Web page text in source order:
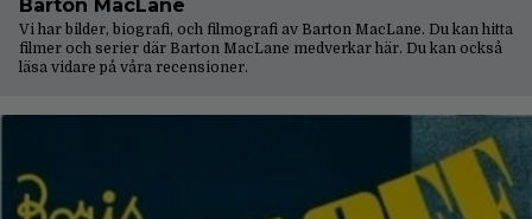
Barton MacLane
Vi har bilder, biografi, och filmografi av Barton MacLane. Du kan hitta
filmer och serier där Barton MacLane medverkar här. Du kan också
läsa vidare på våra recensioner.